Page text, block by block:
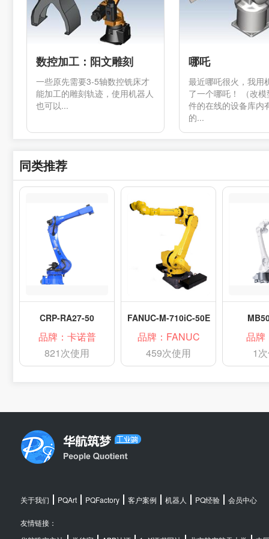
数控加工：阳文雕刻
一些原先需要3-5轴数控铣床才
能加工的雕刻轨迹，使用机器人
也可以...
哪吒
最近哪吒很火，我用
了一个哪吒！ （改
件的在线的设备库内
的...
同类推荐
CRP-RA27-50
品牌：卡诺普
821次使用
FANUC-M-710iC-50E
品牌：FANUC
459次使用
品牌
1
关于我们 PQArt PQFactory 客户案例 机器人 PQ经验 会员中心
友情链接：